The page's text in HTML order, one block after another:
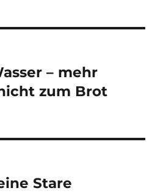
– mehr
zum Brot
Stare